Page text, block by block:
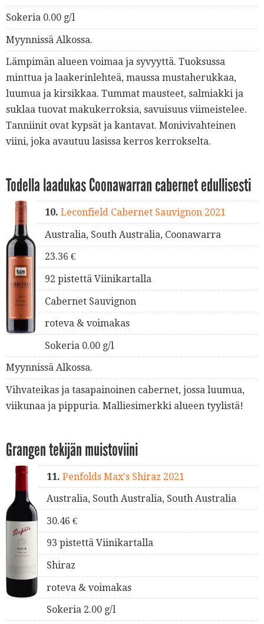
Sokeria 0.00 g/l
Myynnissä Alkossa.
Lämpimän alueen voimaa ja syvyyttä. Tuoksussa
minttua ja laakerinlehteä, maussa mustaherukkaa,
luumua ja kirsikkaa. Tummat mausteet, salmiakki ja
suklaa tuovat makukerroksia, savuisuus viimeistelee.
Tanniinit ovat kypsät ja kantavat. Monivivahteinen
viini, joka avautuu lasissa kerros kerrokselta.
Todella laadukas Coonawarran cabernet edullisesti
10.Leconfield Cabernet Sauvignon 2021
Australia, South Australia, Coonawarra
23.36 €
92 pistettä Viinikartalla
Cabernet Sauvignon
roteva & voimakas
Sokeria 0.00 g/l
Myynnissä Alkossa.
Vihvateikas ja tasapainoinen cabernet, jossa luumua,
viikunaa ja pippuria. Malliesimerkki alueen tyylistä!
Grangen tekijän muistoviini
11. Penfolds Max's Shiraz 2021
Australia, South Australia, South Australia
30.46 €
93 pistettä Viinikartalla
Shiraz
roteva & voimakas
Sokeria 2.00 g/l